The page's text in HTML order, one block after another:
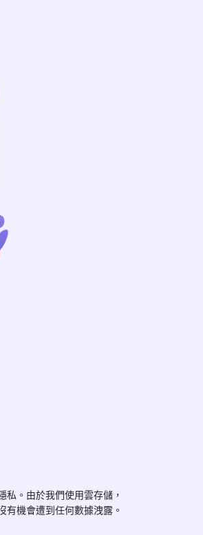
私。由於我們使用雲存儲，
有機會遭到任何數據洩露。